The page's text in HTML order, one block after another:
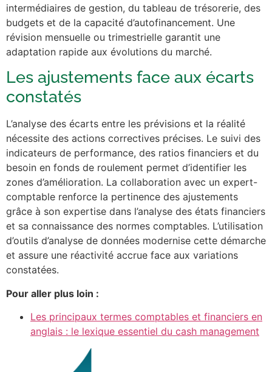
intermédiaires de gestion, du tableau de trésorerie, des
budgets et de la capacité d’autofinancement. Une
révision mensuelle ou trimestrielle garantit une
adaptation rapide aux évolutions du marché.
Les ajustements face aux écarts
constatés
L’analyse des écarts entre les prévisions et la réalité
nécessite des actions correctives précises. Le suivi des
indicateurs de performance, des ratios financiers et du
besoin en fonds de roulement permet d’identifier les
zones d’amélioration. La collaboration avec un expert-
comptable renforce la pertinence des ajustements
grâce à son expertise dans l’analyse des états financiers
et sa connaissance des normes comptables. L’utilisation
d’outils d’analyse de données modernise cette démarche
et assure une réactivité accrue face aux variations
constatées.
Pour aller plus loin :
Les principaux termes comptables et financiers en
anglais : le lexique essentiel du cash management